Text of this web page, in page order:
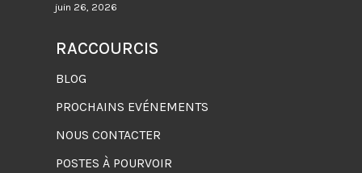
juin 26, 2026
RACCOURCIS
BLOG
PROCHAINS EVÉNEMENTS
NOUS CONTACTER
POSTES À POURVOIR